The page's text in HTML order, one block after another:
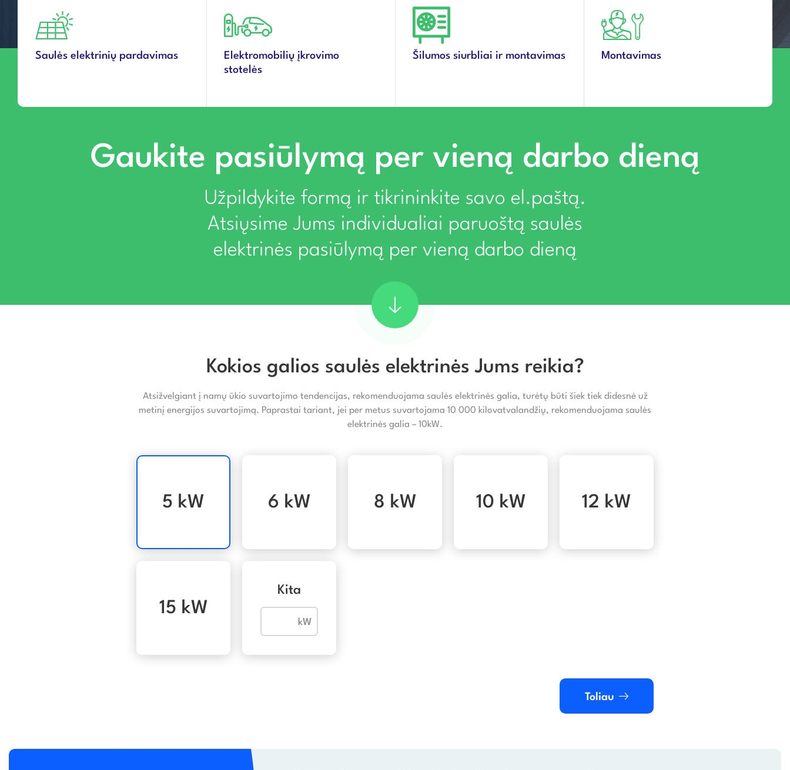
Saulės elektrinių pardavimas
Elektromobilių įkrovimo
stotelės
Šilumos siurbliai ir montavimas Montavimas
Gaukite pasiūlymą per vieną darbo dieną
Užpildykite formą ir tikrininkite savo el.paštą.
Atsiųsime Jums individualiai paruoštą saulės
elektrinės pasiūlymą per vieną darbo dieną
Kokios galios saulės elektrinės Jums reikia?
Atsižvelgiant į namų ūkio suvartojimo tendencijas, rekomenduojama saulės elektrinės galia, turėtų būti šiek tiek didesnė už
metinį energijos suvartojimą. Paprastai tariant, jei per metus suvartojama 10 000 kilovatvalandžių, rekomenduojama saulės
elektrinės galia – 10kW.
5 kW 6 kW 8 kW 10 kW 12 kW
15 kW
Kita
Toliau